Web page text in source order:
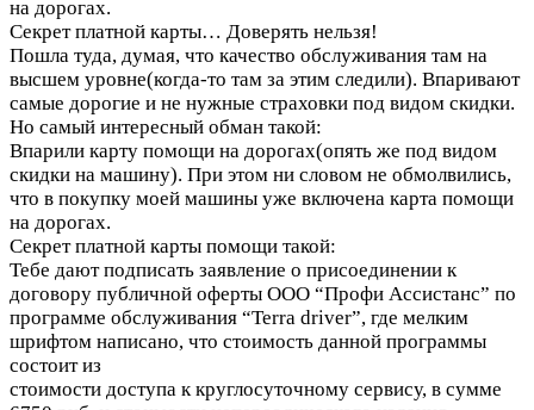
на дорогах.
Секрет платной карты… Доверять нельзя!
Пошла туда, думая, что качество обслуживания там на
высшем уровне(когда-то там за этим следили). Впаривают
самые дорогие и не нужные страховки под видом скидки.
Но самый интересный обман такой:
Впарили карту помощи на дорогах(опять же под видом
скидки на машину). При этом ни словом не обмолвились,
что в покупку моей машины уже включена карта помощи
на дорогах.
Секрет платной карты помощи такой:
Тебе дают подписать заявление о присоединении к
договору публичной оферты ООО “Профи Ассистанс” по
программе обслуживания “Terra driver”, где мелким
шрифтом написано, что стоимость данной программы
состоит из
стоимости доступа к круглосуточному сервису, в сумме